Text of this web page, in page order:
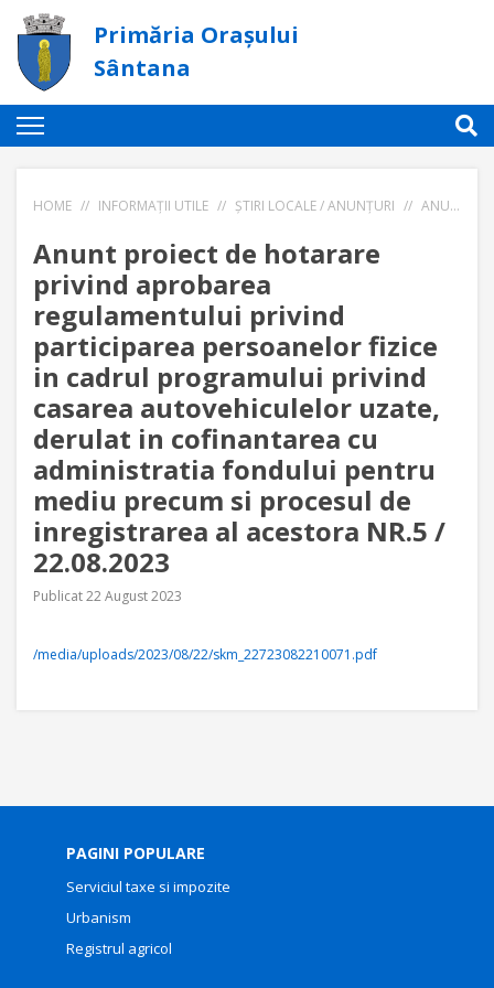
Primăria Orașului
Sântana
HOME // INFORMAȚII UTILE // ȘTIRI LOCALE / ANUNȚURI // ANUNT PROIECT DE HOTARARE PRIVIND APROBAREA REGULAMENTULUI PRIVIND PARTICIPAREA PERSOANELOR FIZICE IN CADRUL PROGRAMULUI PRIVIND CASAREA AUTOVEHICULELOR UZATE, DERULAT IN COFINANTAREA CU ADMINISTRATIA FONDULUI PENTRU MEDIU PRECUM SI PROCESUL DE INREGISTRAREA AL ACESTORA NR.5 / 22.08.2023
Anunt proiect de hotarare
privind aprobarea
regulamentului privind
participarea persoanelor fizice
in cadrul programului privind
casarea autovehiculelor uzate,
derulat in cofinantarea cu
administratia fondului pentru
mediu precum si procesul de
inregistrarea al acestora NR.5 /
22.08.2023
Publicat 22 August 2023
/media/uploads/2023/08/22/skm_22723082210071.pdf
PAGINI POPULARE
Serviciul taxe si impozite
Urbanism
Registrul agricol